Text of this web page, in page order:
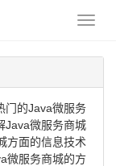
门的Java微服务
Java微服务商城
方面的信息技术
微服务商城的方